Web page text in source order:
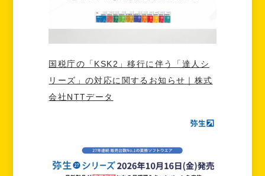
国税庁の「KSK2」移行に伴う「達人シ
リーズ」の対応に関するお知らせ｜株式
会社NTTデータ